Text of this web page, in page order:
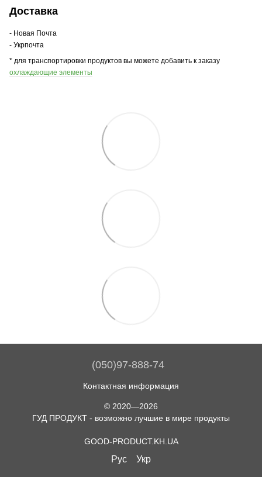
Доставка
- Новая Почта
- Укрпочта
* для транспортировки продуктов вы можете добавить к заказу
охлаждающие элементы
(050)97-888-74
Контактная информация
© 2020—2026
ГУД ПРОДУКТ - возможно лучшие в мире продукты
GOOD-PRODUCT.KH.UA
Рус Укр